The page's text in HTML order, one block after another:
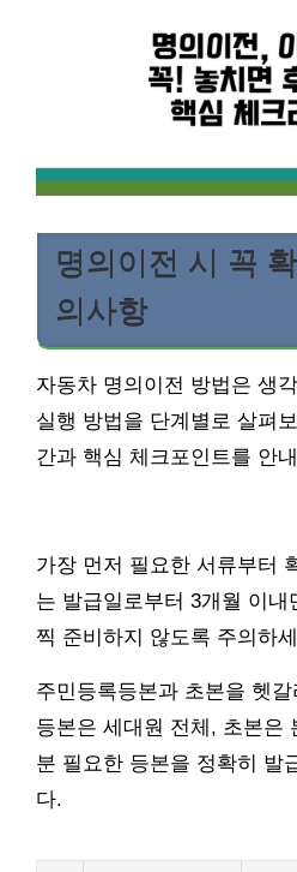
명의이전 시 꼭
의사항
자동차 명의이전 방법은 생
실행 방법을 단계별로 살펴
간과 핵심 체크포인트를 안
가장 먼저 필요한 서류부터
는 발급일로부터 3개월 이내
찍 준비하지 않도록 주의하
주민등록등본과 초본을 헷
등본은 세대원 전체, 초본은
분 필요한 등본을 정확히 발
다.